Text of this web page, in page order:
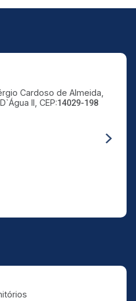
Cardoso de Almeida,
II, CEP:14029-198